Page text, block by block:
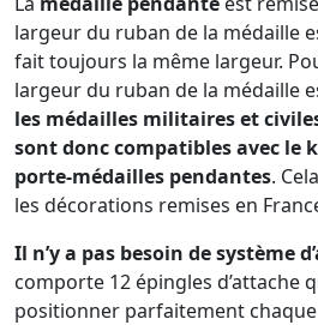
largeur du ruban de la médaille
fait toujours la même largeur.
largeur du ruban de la médaille
les médailles militaires et
sont donc compatibles avec le
porte-médailles pendantes.
les décorations remises en
Il n’y a pas besoin de système
comporte 12 épingles d’attache
positionner parfaitement